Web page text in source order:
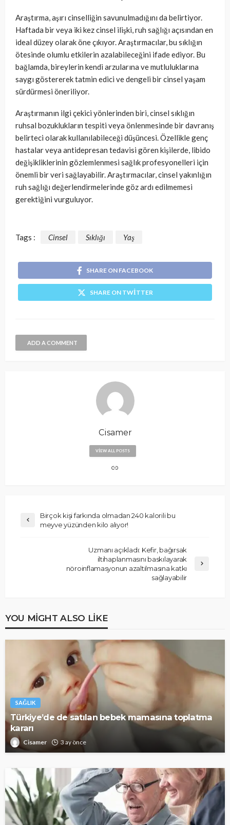
Araştırma, aşırı cinselliğin savunulmadığını da belirtiyor.
Haftada bir veya iki kez cinsel ilişki, ruh sağlığı açısından en
ideal düzey olarak öne çıkıyor. Araştırmacılar, bu sıklığın
ötesinde olumlu etkilerin azalabileceğini ifade ediyor. Bu
bağlamda, bireylerin kendi arzularına ve mutluluklarına
saygı göstererek tatmin edici ve dengeli bir cinsel yaşam
sürdürmesi öneriliyor.
Araştırmanın ilgi çekici yönlerinden biri, cinsel sıklığın
ruhsal bozuklukların tespiti veya önlenmesinde bir davranış
belirteci olarak kullanılabileceği düşüncesi. Özellikle genç
hastalar veya antidepresan tedavisi gören kişilerde, libido
değişikliklerinin gözlemlenmesi sağlık profesyonelleri için
önemli bir veri sağlayabilir. Araştırmacılar, cinsel yakınlığın
ruh sağlığı değerlendirmelerinde göz ardı edilmemesi
gerektiğini vurguluyor.
Tags : Cinsel Sıklığı Yaş
SHARE ON FACEBOOK
SHARE ON TWITTER
ADD A COMMENT
Cisamer
VIEW ALL POSTS
Birçok kişi farkında olmadan 240 kalorili bu
meyve yüzünden kilo alıyor!
Uzmanı açıkladı: Kefir, bağırsak
iltihaplanmasını baskılayarak
nöroinflamasyonun azaltılmasına katkı
sağlayabilir
YOU MIGHT ALSO LIKE
SAĞLIK
Türkiye’de de satılan bebek mamasına toplatma
kararı
Cisamer 3 ay önce